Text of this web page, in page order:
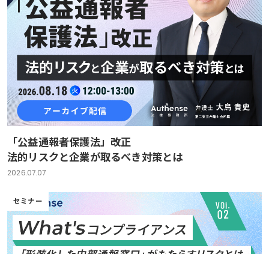
「公益通報者保護法」改正
法的リスクと企業が取るべき対策とは
2026.07.07
セミナー